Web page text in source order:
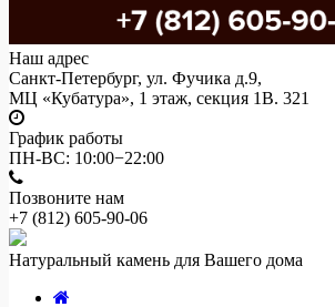
Наш адрес
Санкт-Петербург, ул. Фучика д.9,
МЦ «Кубатура», 1 этаж, секция 1В. 321
График работы
ПН-ВС: 10:00−22:00
Позвоните нам
+7 (812) 605-90-06
Натуральный камень для Вашего дома